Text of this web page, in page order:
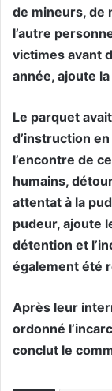
de mineurs, de
l’autre
victimes avant
année, ajoute
Le parquet
d’instruction
l’encontre de
humains,
attentat à la
pudeur, ajoute
détention et
également été
Après leur
ordonné
conclut le